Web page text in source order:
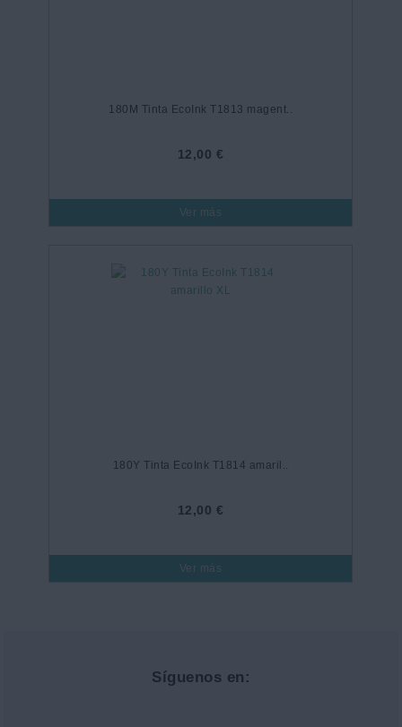
180M Tinta EcoInk T1813 magent..
12,00 €
Ver más
180Y Tinta EcoInk T1814 amaril..
12,00 €
Ver más
Síguenos en: